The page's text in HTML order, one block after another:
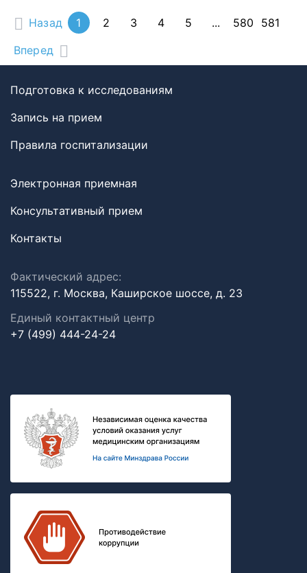
Назад 1 2 3 4 5 ... 580
581
Вперед
Подготовка к исследованиям
Запись на прием
Правила госпитализации
Электронная приемная
Консультативный прием
Контакты
Фактический адрес:
115522, г. Москва, Каширское шоссе, д. 23
Единый контактный центр
+7 (499) 444-24-24